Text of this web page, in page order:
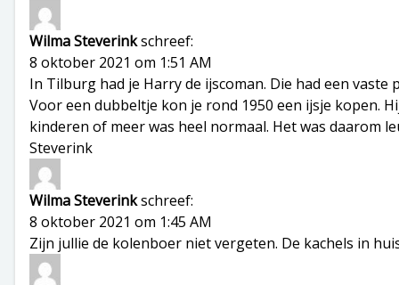
Wilma Steverinkschreef:
8 oktober 2021 om 1:51 AM
In Tilburg had je Harry de ijscoman. Die had een
Voor een dubbeltje kon je rond 1950 een ijsje kopen.
kinderen of meer was heel normaal. Het was daarom
Steverink
Wilma Steverinkschreef:
8 oktober 2021 om 1:45 AM
Zijn jullie de kolenboer niet vergeten. De kachels in